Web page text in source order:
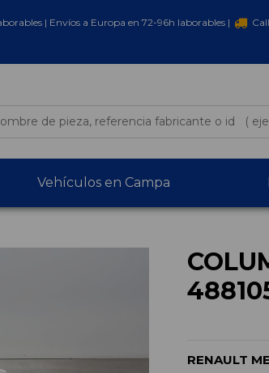
| Envíos a Europa en 72-96h laborables |
Vehículos en Campa
RENAULT